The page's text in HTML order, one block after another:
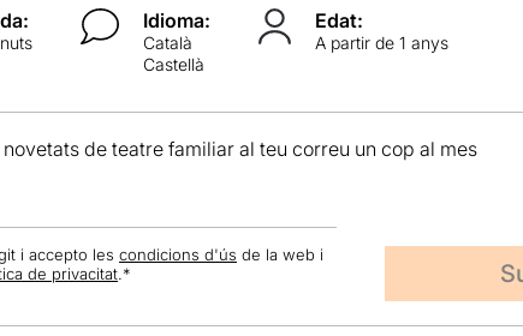
Idioma:
Català
Castellà
Edat:
A partir de 1 anys
novetats de teatre familiar al teu correu un cop al mes
i accepto les condicions d'ús de la web i
de privacitat.*